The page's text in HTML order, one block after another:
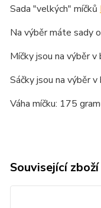
Sada "velkých" míčků
Na výběr máte sady
Míčky jsou na výběr
Sáčky jsou na výběr
Váha míčku: 175
Související zboží